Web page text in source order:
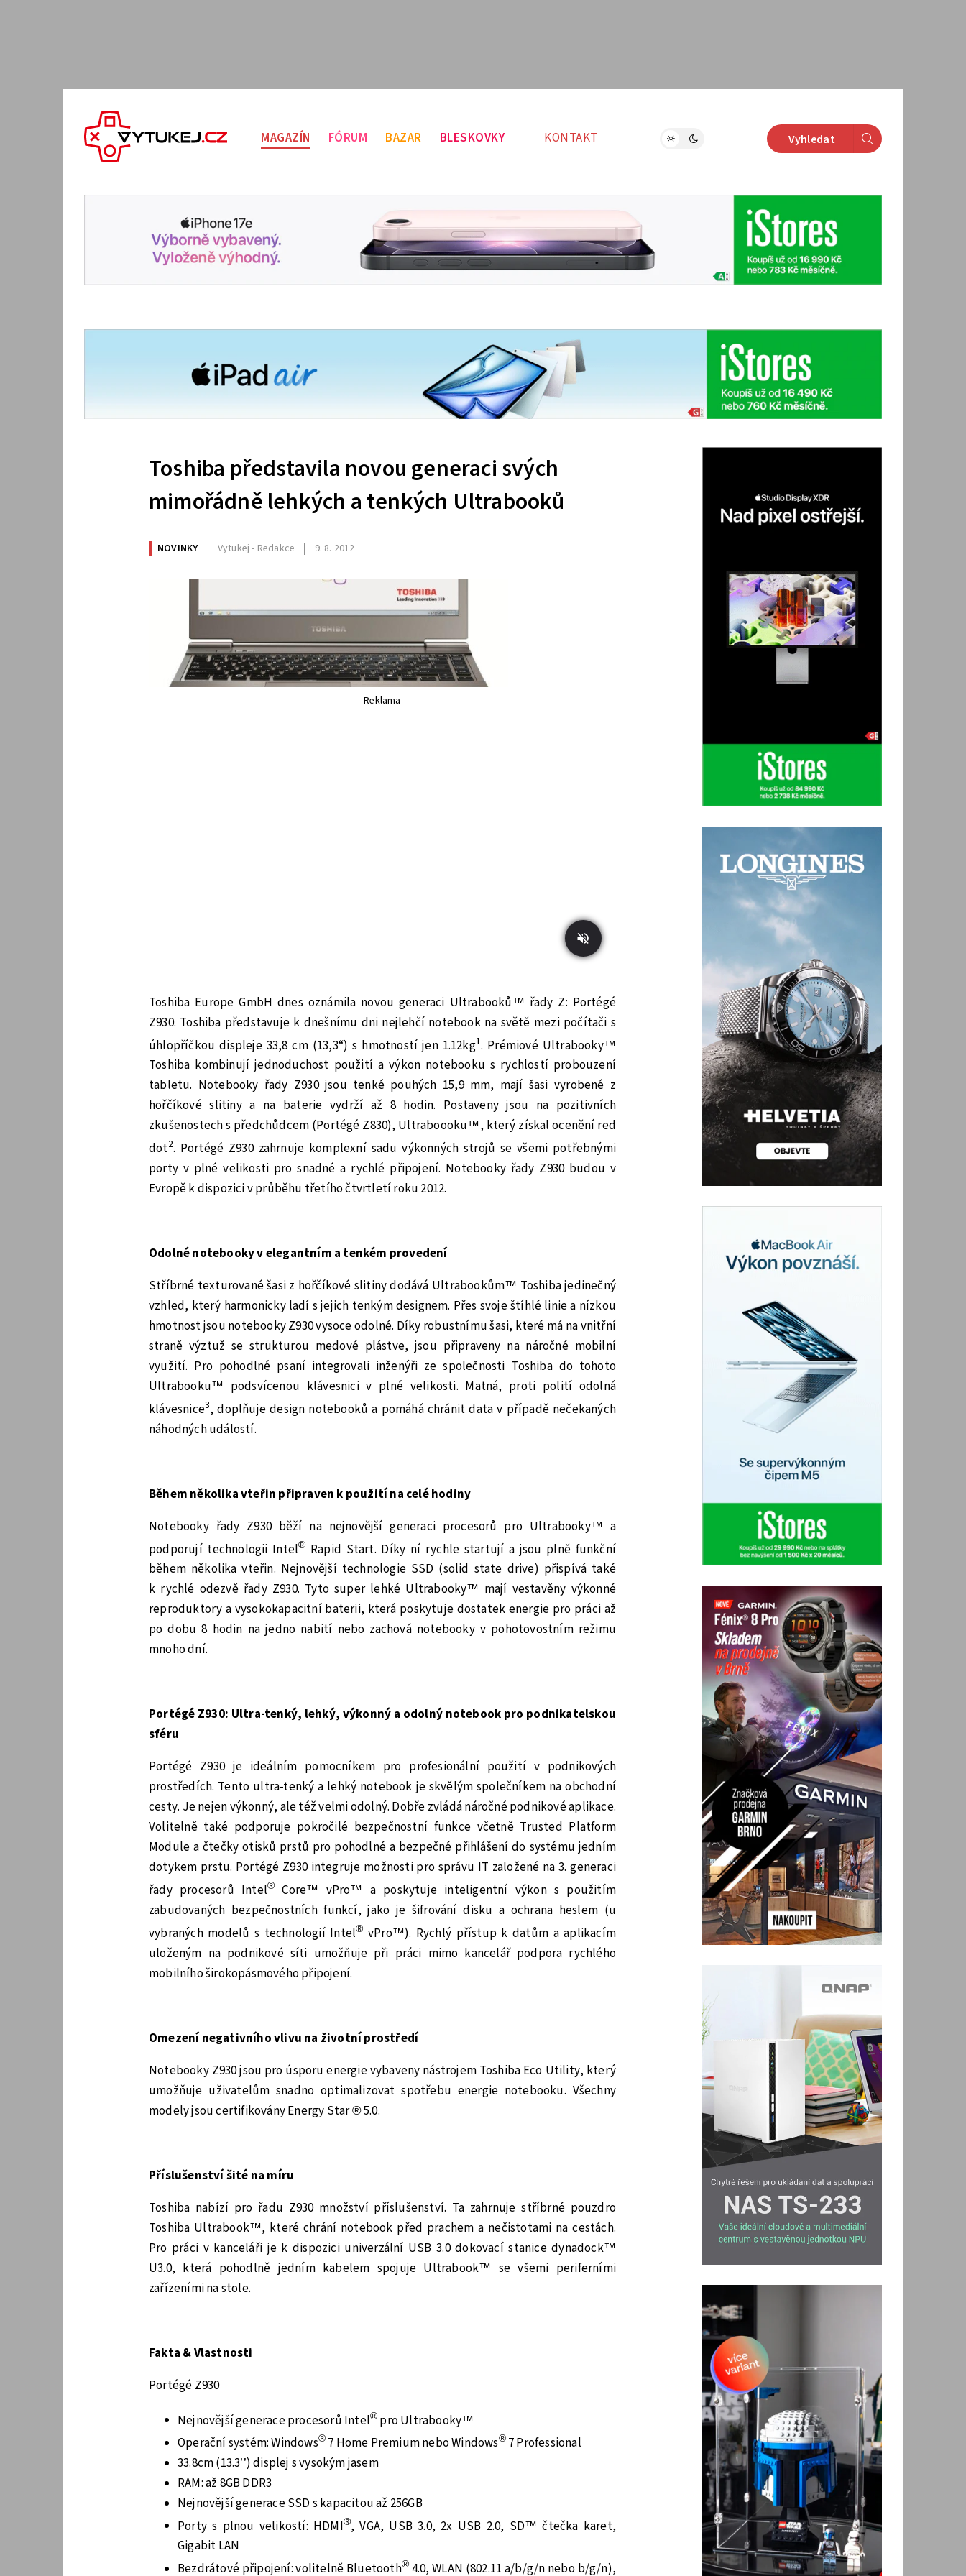
MAGAZÍN FÓRUM BAZAR BLESKOVKY KONTAKT Vyhledat
Toshiba představila novou generaci svých
mimořádně lehkých a tenkých Ultrabooků
NOVINKY Vytukej - Redakce 9. 8. 2012
Reklama
Toshiba Europe GmbH dnes oznámila novou generaci Ultrabooků™ řady Z: Portégé
Z930. Toshiba představuje k dnešnímu dni nejlehčí notebook na světě mezi počítači s
úhlopříčkou displeje 33,8 cm (13,3“) s hmotností jen 1.12kg1. Prémiové Ultrabooky™
Toshiba kombinují jednoduchost použití a výkon notebooku s rychlostí probouzení
tabletu. Notebooky řady Z930 jsou tenké pouhých 15,9 mm, mají šasi vyrobené z
hořčíkové slitiny a na baterie vydrží až 8 hodin. Postaveny jsou na pozitivních
zkušenostech s předchůdcem (Portégé Z830), Ultraboooku™, který získal ocenění red
dot2. Portégé Z930 zahrnuje komplexní sadu výkonných strojů se všemi potřebnými
porty v plné velikosti pro snadné a rychlé připojení. Notebooky řady Z930 budou v
Evropě k dispozici v průběhu třetího čtvrtletí roku 2012.
Odolné notebooky v elegantním a tenkém provedení
Stříbrné texturované šasi z hořčíkové slitiny dodává Ultrabookům™ Toshiba jedinečný
vzhled, který harmonicky ladí s jejich tenkým designem. Přes svoje štíhlé linie a nízkou
hmotnost jsou notebooky Z930 vysoce odolné. Díky robustnímu šasi, které má na vnitřní
straně výztuž se strukturou medové plástve, jsou připraveny na náročné mobilní
využití. Pro pohodlné psaní integrovali inženýři ze společnosti Toshiba do tohoto
Ultrabooku™ podsvícenou klávesnici v plné velikosti. Matná, proti polití odolná
klávesnice3, doplňuje design notebooků a pomáhá chránit data v případě nečekaných
náhodných událostí.
Během několika vteřin připraven k použití na celé hodiny
Notebooky řady Z930 běží na nejnovější generaci procesorů pro Ultrabooky™ a
podporují technologii Intel® Rapid Start. Díky ní rychle startují a jsou plně funkční
během několika vteřin. Nejnovější technologie SSD (solid state drive) přispívá také
k rychlé odezvě řady Z930. Tyto super lehké Ultrabooky™ mají vestavěny výkonné
reproduktory a vysokokapacitní baterii, která poskytuje dostatek energie pro práci až
po dobu 8 hodin na jedno nabití nebo zachová notebooky v pohotovostním režimu
mnoho dní.
Portégé Z930: Ultra-tenký, lehký, výkonný a odolný notebook pro podnikatelskou
sféru
Portégé Z930 je ideálním pomocníkem pro profesionální použití v podnikových
prostředích. Tento ultra-tenký a lehký notebook je skvělým společníkem na obchodní
cesty. Je nejen výkonný, ale též velmi odolný. Dobře zvládá náročné podnikové aplikace.
Volitelně také podporuje pokročilé bezpečnostní funkce včetně Trusted Platform
Module a čtečky otisků prstů pro pohodlné a bezpečné přihlášení do systému jedním
dotykem prstu. Portégé Z930 integruje možnosti pro správu IT založené na 3. generaci
řady procesorů Intel® Core™ vPro™ a poskytuje inteligentní výkon s použitím
zabudovaných bezpečnostních funkcí, jako je šifrování disku a ochrana heslem (u
vybraných modelů s technologií Intel® vPro™). Rychlý přístup k datům a aplikacím
uloženým na podnikové síti umožňuje při práci mimo kancelář podpora rychlého
mobilního širokopásmového připojení.
Omezení negativního vlivu na životní prostředí
Notebooky Z930 jsou pro úsporu energie vybaveny nástrojem Toshiba Eco Utility, který
umožňuje uživatelům snadno optimalizovat spotřebu energie notebooku. Všechny
modely jsou certifikovány Energy Star ® 5.0.
Příslušenství šité na míru
Toshiba nabízí pro řadu Z930 množství příslušenství. Ta zahrnuje stříbrné pouzdro
Toshiba Ultrabook™, které chrání notebook před prachem a nečistotami na cestách.
Pro práci v kanceláři je k dispozici univerzální USB 3.0 dokovací stanice dynadock™
U3.0, která pohodlně jedním kabelem spojuje Ultrabook™ se všemi periferními
zařízeními na stole.
Fakta & Vlastnosti
Portégé Z930
Nejnovější generace procesorů Intel® pro Ultrabooky™
Operační systém: Windows® 7 Home Premium nebo Windows®7 Professional
33.8cm (13.3’’) displej s vysokým jasem
RAM: až 8GB DDR3
Nejnovější generace SSD s kapacitou až 256GB
Porty s plnou velikostí: HDMI®, VGA, USB 3.0, 2x USB 2.0, SD™ čtečka karet,
Gigabit LAN
Bezdrátové připojení: volitelně Bluetooth® 4.0, WLAN (802.11 a/b/g/n nebo b/g/n),